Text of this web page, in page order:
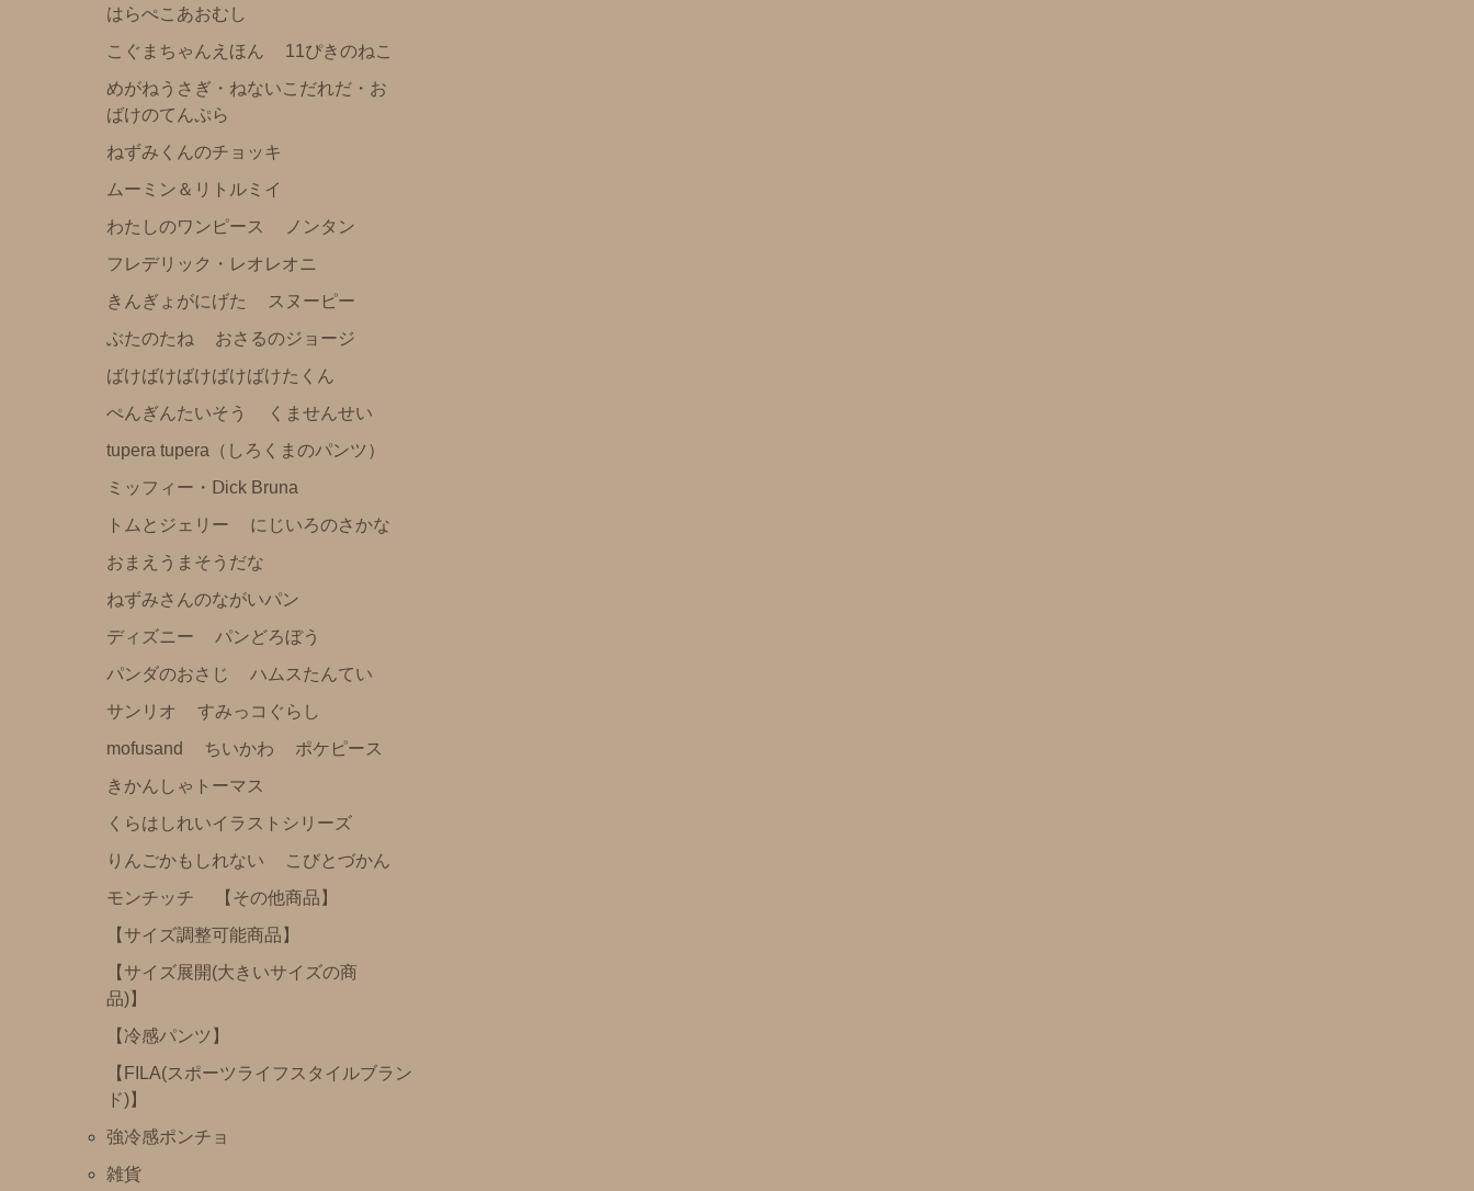
ばけばけばけばけばけたくん
ぺんぎんたいそう
くませんせい
tupera tupera（しろくまのパンツ）
ミッフィー・Ⅾick Bruna
トムとジェリー
にじいろのさかな
おまえうまそうだな
ねずみさんのながいパン
ディズニー
パンどろぼう
パンダのおさじ
ハムスたんてい
すみっコぐらし
mofusand
ちいかわ
ポケピース
きかんしゃトーマス
くらはしれいイラストシリーズ
りんごかもしれない
こびとづかん
モンチッチ
【その他商品】
【サイズ調整可能商品】
【サイズ展開(大きいサイズの商品)】
【冷感パンツ】
強冷感ポンチョ
刺繡ペンポーチ
ブロックカレンダー
はらぺこあおむし
こぐまちゃんえほん
11ぴきのねこ
めがねうさぎ・ねないこだれだ・お
ばけのてんぷら
ねずみくんのチョッキ
ムーミン＆リトルミイ
わたしのワンピース
ノンタン
フレデリック・レオレオニ
きんぎょがにげた
スヌーピー
ぶたのたね
おさるのジョージ
ばけばけばけばけばけたくん
ぺんぎんたいそう
くませんせい
tupera tupera（しろくまのパンツ）
ミッフィー・Ⅾick Bruna
トムとジェリー
にじいろのさかな
おまえうまそうだな
ねずみさんのながいパン
ディズニー
パンどろぼう
パンダのおさじ
ハムスたんてい
サンリオ
すみっコぐらし
mofusand
ちいかわ
ポケピース
きかんしゃトーマス
くらはしれいイラストシリーズ
りんごかもしれない
こびとづかん
モンチッチ
【その他商品】
【サイズ調整可能商品】
【サイズ展開(大きいサイズの商
品)】
【冷感パンツ】
【FILA(スポーツライフスタイルブラン
ド)】
強冷感ポンチョ
雑貨